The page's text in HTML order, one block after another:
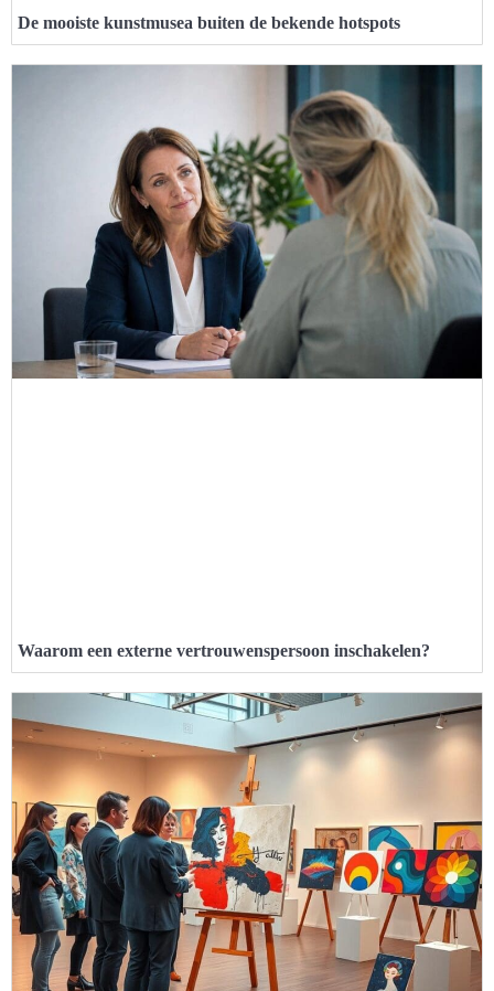
De mooiste kunstmusea buiten de bekende hotspots
Waarom een externe vertrouwenspersoon inschakelen?